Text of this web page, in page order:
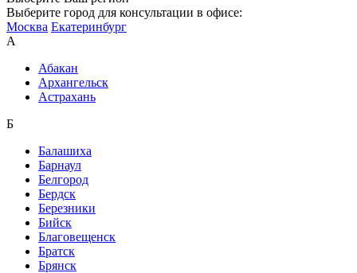
Выберите город для консультации в офисе:
Москва Екатеринбург
А
Абакан
Архангельск
Астрахань
Б
Балашиха
Барнаул
Белгород
Бердск
Березники
Бийск
Благовещенск
Братск
Брянск